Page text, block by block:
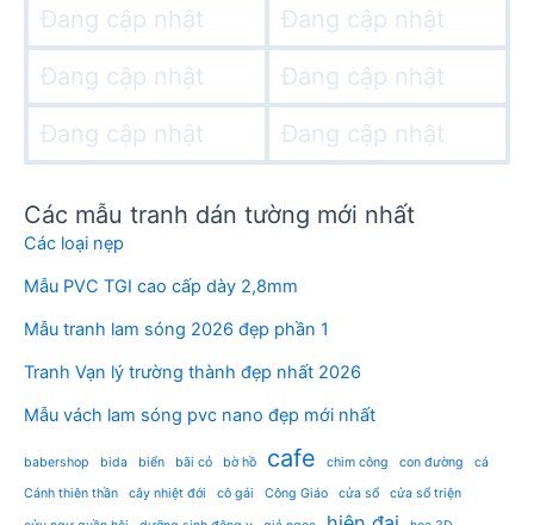
Đang cập nhật
Đang cập nhật
Đang cập nhật
Đang cập nhật
Đang cập nhật
Đang cập nhật
Các mẫu tranh dán tường mới nhất
Các loại nẹp
Mẫu PVC TGI cao cấp dày 2,8mm
Mẫu tranh lam sóng 2026 đẹp phần 1
Tranh Vạn lý trường thành đẹp nhất 2026
Mẫu vách lam sóng pvc nano đẹp mới nhất
babershop bida biển bãi cỏ bờ hồ cafe chim công con đường
cá
Cánh thiên thần
cây nhiệt đới cô gái Công Giáo cửa sổ cửa sổ triện